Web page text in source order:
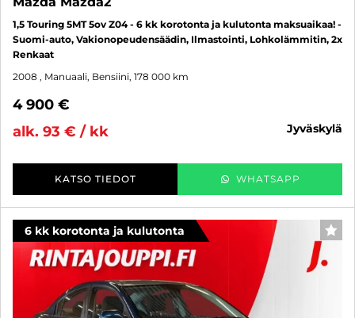
1,5 Touring 5MT 5ov Z04 - 6 kk korotonta ja kulutonta maksuaikaa! -
Suomi-auto, Vakionopeudensäädin, Ilmastointi, Lohkolämmitin, 2x
Renkaat
2008 , Manuaali, Bensiini, 178 000 km
4 900 €
alk. 93 € / kk
jyväskylä
KATSO TIEDOT WHATSAPP
6 kk korotonta ja kulutonta